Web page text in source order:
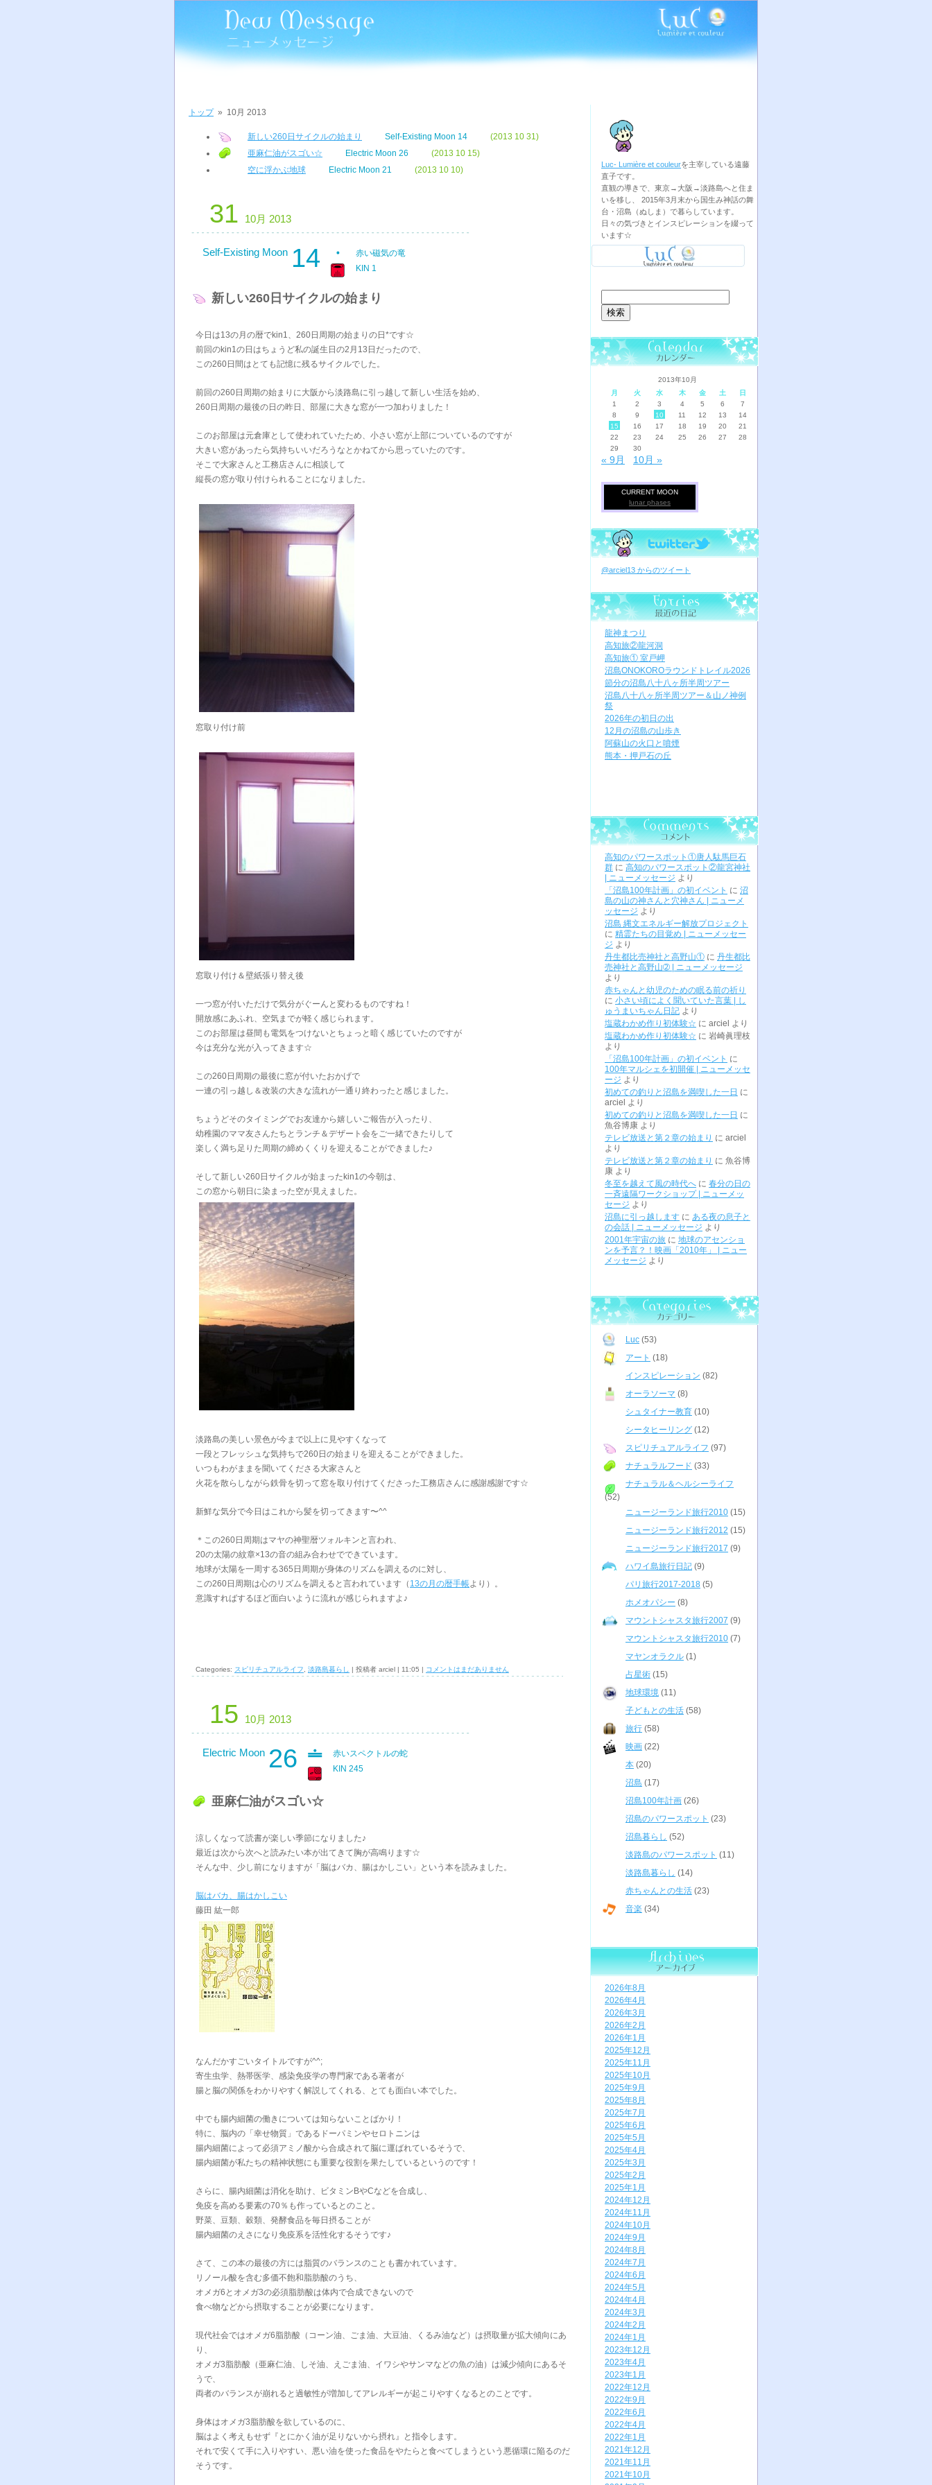
トップ» 10月 2013
新しい260日サイクルの始まり Self-Existing Moon 14
(2013 10 31)
亜麻仁油がスゴい☆
Electric Moon 26
(2013 10 15)
空に浮かぶ地球
Electric Moon 21 (2013 10 10)
31 10月 2013
Self-Existing Moon 14
赤い磁気の竜
KIN 1
新しい260日サイクルの始まり
今日は13の月の暦でkin1、260日周期の始まりの日*です☆
前回のkin1の日はちょうど私の誕生日の2月13日だったので、
この260日間はとても記憶に残るサイクルでした。
前回の260日周期の始まりに大阪から淡路島に引っ越して新しい生活を始め、
260日周期の最後の日の昨日、部屋に大きな窓が一つ加わりました！
このお部屋は元倉庫として使われていたため、小さい窓が上部についているのですが
大きい窓があったら気持ちいいだろうなとかねてから思っていたのです。
そこで大家さんと工務店さんに相談して
縦長の窓が取り付けられることになりました。
窓取り付け前
窓取り付け＆壁紙張り替え後
一つ窓が付いただけで気分がぐーんと変わるものですね！
開放感にあふれ、空気までが軽く感じられます。
このお部屋は昼間も電気をつけないとちょっと暗く感じていたのですが
今は充分な光が入ってきます☆
この260日周期の最後に窓が付いたおかげで
一連の引っ越し＆改装の大きな流れが一通り終わったと感じました。
ちょうどそのタイミングでお友達から嬉しいご報告が入ったり、
幼稚園のママ友さんたちとランチ＆デザート会をご一緒できたりして
楽しく満ち足りた周期の締めくくりを迎えることができました♪
そして新しい260日サイクルが始まったkin1の今朝は、
この窓から朝日に染まった空が見えました。
淡路島の美しい景色が今まで以上に見やすくなって
一段とフレッシュな気持ちで260日の始まりを迎えることができました。
いつもわがままを聞いてくださる大家さんと
火花を散らしながら鉄骨を切って窓を取り付けてくださった工務店さんに感謝感謝です☆
新鮮な気分で今日はこれから髪を切ってきます〜^^
＊この260日周期はマヤの神聖暦ツォルキンと言われ、
20の太陽の紋章×13の音の組み合わせでできています。
地球が太陽を一周する365日周期が身体のリズムを調えるのに対し、
この260日周期は心のリズムを調えると言われています（ 13の月の暦手帳より）。
意識すればするほど面白いように流れが感じられますよ♪
Categories: スピリチュアルライフ 淡路島暮らし | 投稿者 arciel | 11:05 | コメントはまだありません
15 10月 2013
Electric Moon 26
赤いスペクトルの蛇
KIN 245
亜麻仁油がスゴい☆
涼しくなって読書が楽しい季節になりました♪
最近は次から次へと読みたい本が出てきて胸が高鳴ります☆
そんな中、少し前になりますが「脳はバカ、腸はかしこい」という本を読みました。
脳はバカ、腸はかしこい
藤田 紘一郎
なんだかすごいタイトルですが^^;
寄生虫学、熱帯医学、感染免疫学の専門家である著者が
腸と脳の関係をわかりやすく解説してくれる、とても面白い本でした。
中でも腸内細菌の働きについては知らないことばかり！
特に、脳内の「幸せ物質」であるドーパミンやセロトニンは
腸内細菌によって必須アミノ酸から合成されて脳に運ばれているそうで、
腸内細菌が私たちの精神状態にも重要な役割を果たしているというのです！
さらに、腸内細菌は消化を助け、ビタミンBやCなどを合成し、
免疫を高める要素の70％も作っているとのこと。
野菜、豆類、穀類、発酵食品を毎日摂ることが
腸内細菌のえさになり免疫系を活性化するそうです♪
さて、この本の最後の方には脂質のバランスのことも書かれています。
リノール酸を含む多価不飽和脂肪酸のうち、
オメガ6とオメガ3の必須脂肪酸は体内で合成できないので
食べ物などから摂取することが必要になります。
現代社会ではオメガ6脂肪酸（コーン油、ごま油、大豆油、くるみ油など）は摂取量が拡大傾向にあ
り、
オメガ3脂肪酸（亜麻仁油、しそ油、えごま油、イワシやサンマなどの魚の油）は減少傾向にあるそ
うで、
両者のバランスが崩れると過敏性が増加してアレルギーが起こりやすくなるとのことです。
身体はオメガ3脂肪酸を欲しているのに、
脳はよく考えもせず『とにかく油が足りないから摂れ』と指令します。
それで安くて手に入りやすい、悪い油を使った食品をやたらと食べてしまうという悪循環に陥るのだ
そうです。
Luc- Lumière et couleurを主宰している遠藤
直子です。
直観の導きで、東京→大阪→淡路島へと住ま
いを移し、 2015年3月末から国生み神話の舞
台・沼島（ぬしま）で暮らしています。
日々の気づきとインスピレーションを綴って
います☆
索:
2013年10月
月
火 水 木 金 土
日
1
2 3 4 5 6
7
8
9 10 11 12 13
14
15
16 17 18 19 20
21
22
23 24 25 26 27
28
29
30
« 9月 10月 »
CURRENT MOON
lunar phases
@arciel13 からのツイート
龍神まつり
高知旅②龍河洞
高知旅① 室戸岬
沼島ONOKOROラウンドトレイル2026
節分の沼島八十八ヶ所半周ツアー
沼島八十八ヶ所半周ツアー＆山ノ神例
祭
2026年の初日の出
12月の沼島の山歩き
阿蘇山の火口と噴煙
熊本・押戸石の丘
高知のパワースポット①唐人駄馬巨石
群 に 高知のパワースポット②龍宮神社
| ニューメッセージ より
「沼島100年計画」の初イベント に 沼
島の山の神さんと穴神さん | ニューメ
ッセージ より
沼島 縄文エネルギー解放プロジェクト
に 精霊たちの目覚め | ニューメッセー
ジ より
丹生都比売神社と高野山① に 丹生都比
売神社と高野山➁ | ニューメッセージ
より
赤ちゃんと幼児のための眠る前の祈り
に 小さい頃によく聞いていた言葉 | し
ゅうまいちゃん日記 より
塩蔵わかめ作り初体験☆ に arciel
より
塩蔵わかめ作り初体験☆ に 岩崎眞理枝
より
「沼島100年計画」の初イベント に
100年マルシェを初開催 | ニューメッセ
ージ より
初めての釣りと沼島を満喫した一日 に
arciel
より
初めての釣りと沼島を満喫した一日 に
魚谷博康 より
テレビ放送と第２章の始まり に arciel
より
テレビ放送と第２章の始まり に 魚谷博
康 より
冬至を越えて風の時代へ に 春分の日の
一斉遠隔ワークショップ | ニューメッ
セージ より
沼島に引っ越します に ある夜の息子と
の会話 | ニューメッセージ より
2001年宇宙の旅 に 地球のアセンショ
ンを予言？！映画「2010年」 | ニュー
メッセージ より
Luc (53)
アート (18)
インスピレーション (82)
オーラソーマ (8)
シュタイナー教育 (10)
シータヒーリング (12)
スピリチュアルライフ (97)
ナチュラルフード (33)
ナチュラル＆ヘルシーライフ
(52)
ニュージーランド旅行2010 (15)
ニュージーランド旅行2012 (15)
ニュージーランド旅行2017 (9)
ハワイ島旅行日記 (9)
パリ旅行2017-2018 (5)
ホメオパシー (8)
マウントシャスタ旅行2007 (9)
マウントシャスタ旅行2010 (7)
マヤンオラクル (1)
占星術 (15)
地球環境 (11)
子どもとの生活 (58)
旅行 (58)
映画 (22)
本 (20)
沼島 (17)
沼島100年計画 (26)
沼島のパワースポット (23)
沼島暮らし (52)
淡路島のパワースポット (11)
淡路島暮らし (14)
赤ちゃんとの生活 (23)
音楽 (34)
2026年8月
2026年4月
2026年3月
2026年2月
2026年1月
2025年12月
2025年11月
2025年10月
2025年9月
2025年8月
2025年7月
2025年6月
2025年5月
2025年4月
2025年3月
2025年2月
2025年1月
2024年12月
2024年11月
2024年10月
2024年9月
2024年8月
2024年7月
2024年6月
2024年5月
2024年4月
2024年3月
2024年2月
2024年1月
2023年12月
2023年4月
2023年1月
2022年12月
2022年9月
2022年6月
2022年4月
2022年1月
2021年12月
2021年11月
2021年10月